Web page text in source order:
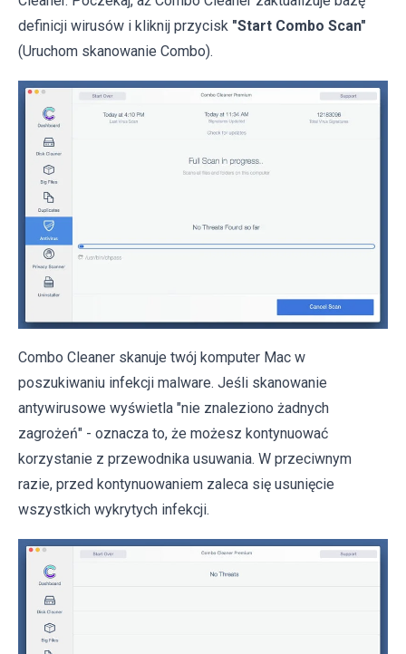
definicji wirusów i kliknij przycisk "Start Combo Scan"
(Uruchom skanowanie Combo).
Combo Cleaner skanuje twój komputer Mac w
poszukiwaniu infekcji malware. Jeśli skanowanie
antywirusowe wyświetla "nie znaleziono żadnych
zagrożeń" - oznacza to, że możesz kontynuować
korzystanie z przewodnika usuwania. W przeciwnym
razie, przed kontynuowaniem zaleca się usunięcie
wszystkich wykrytych infekcji.